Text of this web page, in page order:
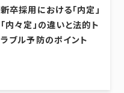
新卒採用における「内定」
「内々定」の違いと法的ト
ラブル予防のポイント